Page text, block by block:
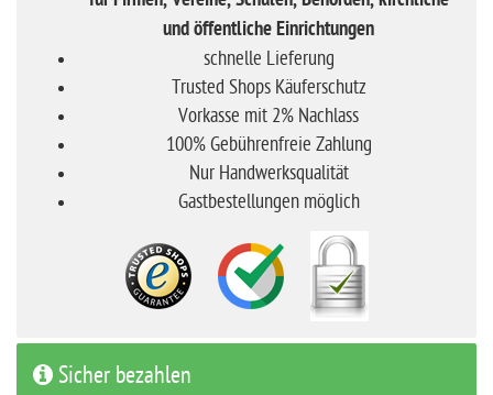
und öffentliche Einrichtungen
schnelle Lieferung
Trusted Shops Käuferschutz
Vorkasse mit 2% Nachlass
100% Gebührenfreie Zahlung
Nur Handwerksqualität
Gastbestellungen möglich
Sicher bezahlen